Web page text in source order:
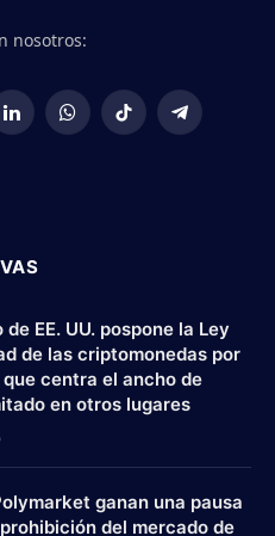
nosotros:
LinkedInWhatsApp
TikTok Telegram
de EE. UU. pospone la Ley
de las criptomonedas por
centra el ancho de
en otros lugares
ganan una pausa
del mercado de